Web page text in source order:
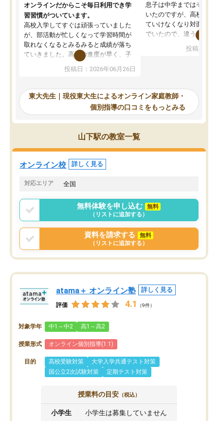
オンラインだからこそ毎日利用でき学
習習慣がついています。
高校入学してすぐは頑張っていました
が、部活動が忙しくなって学習時間が
取れなくなるとみるみると成績が落ち
ていきました。高校の進度が早く、子
供も家に帰って勉強の話すると嫌な反
応を示します。東大先生にお願いして
れるので、親としても安心です。毎日
使える自習室とかもあり、わからない
ところがあれば先生が回答してくれる
のも重宝しています。
投稿日：2026年06月26日
息子は中学まではそこそ
いたのですが、高校に入
ていけなくなり対面の塾
でいたので、違うアプロ
で、当初は模試でD判定
自習室が毎日使えていつ
るのが心強かったよう
謝です。
投稿日：
東大先生｜現役東大生によるオンライン家庭教師・
個別指導の口コミをもっとみる
山下駅の教室一覧
オンライン校 詳しく見る
対応エリア 全国
無料体験を申し込む
無料
（リストに追加する）
資料を請求する
無料
（リストに追加する）
atama＋ オンライン塾 詳しく見る
評価 4.1 （9件）
対象学年 中1～中2 高1～高2
授業形式 オンライン個別指導(1:1)
目的 高校受験対策
大学入学共通テスト対策
国公立2次試験対策
定期テスト対策
授業料の目安 （税込）
小学生 小学生は募集していません